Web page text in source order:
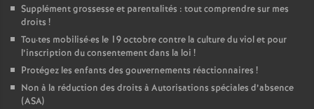
Supplément grossesse et parentalités : tout comprendre sur mes
droits !
Tou·tes mobilisé·es le 19 octobre contre la culture du viol et pour
l’inscription du consentement dans la loi !
Protégez les enfants des gouvernements réactionnaires !
Non à la réduction des droits à Autorisations spéciales d’absence
(ASA)